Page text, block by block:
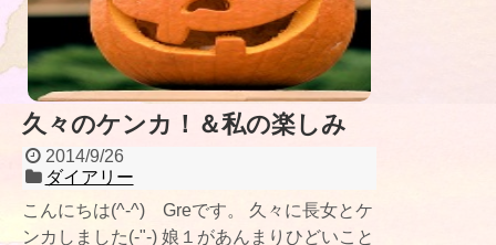
久々のケンカ！＆私の楽しみ
2014/9/26
ダイアリー
こんにちは(^-^) Greです。 久々に長女とケ
ンカしました(-"-) 娘１があんまりひどいこと